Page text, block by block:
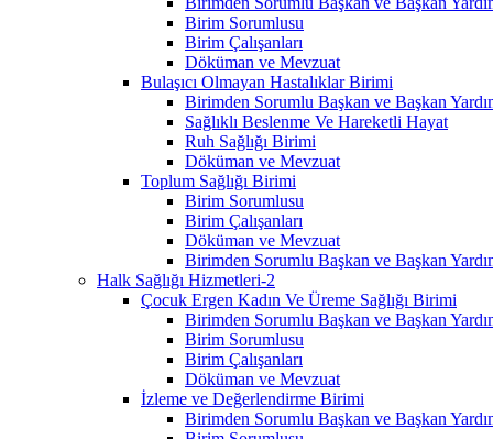
Birim Sorumlusu
Birim Çalışanları
Döküman ve Mevzuat
Bulaşıcı Olmayan Hastalıklar Birimi
Birimden Sorumlu Başkan ve Başkan
Sağlıklı Beslenme Ve Hareketli Hayat
Ruh Sağlığı Birimi
Döküman ve Mevzuat
Toplum Sağlığı Birimi
Birim Sorumlusu
Birim Çalışanları
Döküman ve Mevzuat
Birimden Sorumlu Başkan ve Başkan
Halk Sağlığı Hizmetleri-2
Çocuk Ergen Kadın Ve Üreme Sağlığı Birimi
Birimden Sorumlu Başkan ve Başkan
Birim Sorumlusu
Birim Çalışanları
Döküman ve Mevzuat
İzleme ve Değerlendirme Birimi
Birimden Sorumlu Başkan ve Başkan